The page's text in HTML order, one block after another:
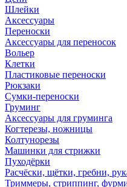
Шлейки
Аксессуары
Переноски
Аксессуары для переносок
Вольер
Клетки
Пластиковые переноски
Рюкзаки
Сумки-переноски
Груминг
Аксессуары для груминга
Когтерезы, ножницы
Колтунорезы
Машинки для стрижки
Пуходёрки
Расчёски, щётки, гребни,
Триммеры, стриппинг,